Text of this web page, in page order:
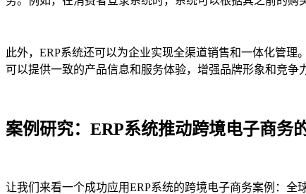
此外，ERP系统还可以为企业实现全渠道销售和一体化管
可以提供一致的产品信息和服务体验，增强品牌形象和竞争
案例研究：ERP系统推动跨境电子商务
让我们来看一个成功应用ERP系统的跨境电子商务案例：